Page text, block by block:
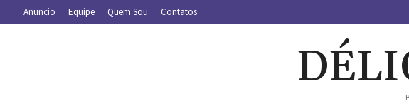
Anuncio Equipe Quem Sou Contatos